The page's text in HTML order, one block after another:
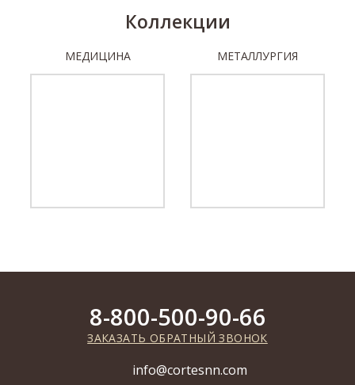
Коллекции
МЕДИЦИНА МЕТАЛЛУРГИЯ
8-800-500-90-66
ЗАКАЗАТЬ ОБРАТНЫЙ ЗВОНОК
info@cortesnn.com